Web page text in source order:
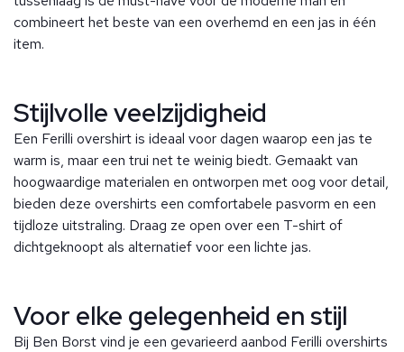
combineert het beste van een overhemd en een jas in één
item.
Stijlvolle veelzijdigheid
Een Ferilli overshirt is ideaal voor dagen waarop een jas te
warm is, maar een trui net te weinig biedt. Gemaakt van
hoogwaardige materialen en ontworpen met oog voor detail,
bieden deze overshirts een comfortabele pasvorm en een
tijdloze uitstraling. Draag ze open over een T-shirt of
dichtgeknoopt als alternatief voor een lichte jas.
Voor elke gelegenheid en stijl
Bij Ben Borst vind je een gevarieerd aanbod Ferilli overshirts